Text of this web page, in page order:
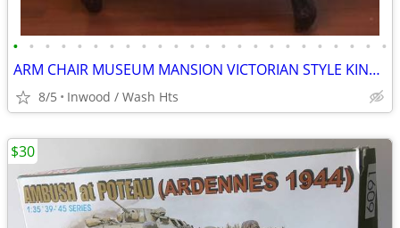
• • • • • • • • • • • • • • • • • • • • • • • •
ARM CHAIR MUSEUM MANSION VICTORIAN STYLE KING QUEEN LUXARY COZY
8/5 Inwood / Wash Hts
$30